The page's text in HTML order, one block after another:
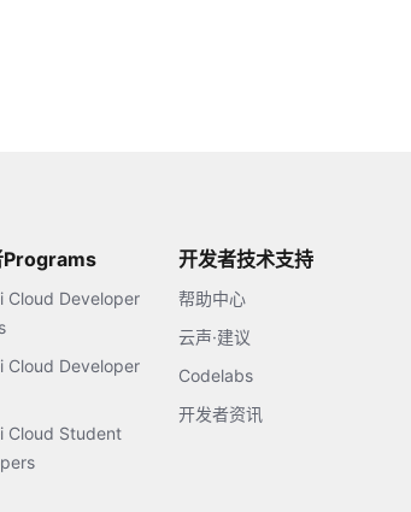
Programs
Cloud Developer
Cloud Developer
Cloud Student
开发者技术支持
帮助中心
云声·建议
Codelabs
开发者资讯